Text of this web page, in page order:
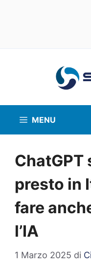
MENU
ChatGPT
presto in
fare
l’IA
1 Marzo 2025 di